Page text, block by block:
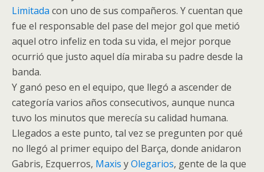
Limitada con uno de sus compañeros. Y cuentan que
fue el responsable del pase del mejor gol que metió
aquel otro infeliz en toda su vida, el mejor porque
ocurrió que justo aquel día miraba su padre desde la
banda.
Y ganó peso en el equipo, que llegó a ascender de
categoría varios años consecutivos, aunque nunca
tuvo los minutos que merecía su calidad humana.
Llegados a este punto, tal vez se pregunten por qué
no llegó al primer equipo del Barça, donde anidaron
Gabris, Ezquerros, Maxis yOlegarios, gente de la que